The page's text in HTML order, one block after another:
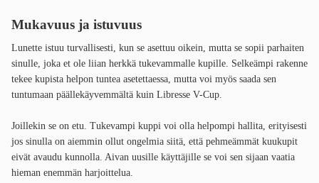
Mukavuus ja istuvuus
Lunette istuu turvallisesti, kun se asettuu oikein, mutta se sopii parhaiten
sinulle, joka et ole liian herkkä tukevammalle kupille. Selkeämpi rakenne
tekee kupista helpon tuntea asetettaessa, mutta voi myös saada sen
tuntumaan päällekäyvemmältä kuin Libresse V-Cup.
Joillekin se on etu. Tukevampi kuppi voi olla helpompi hallita, erityisesti
jos sinulla on aiemmin ollut ongelmia siitä, että pehmeämmät kuukupit
eivät avaudu kunnolla. Aivan uusille käyttäjille se voi sen sijaan vaatia
hieman enemmän harjoittelua.